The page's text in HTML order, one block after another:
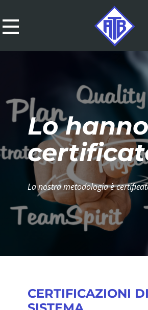
Lo hanno
La nostra metodologia è
CERTIFICAZIONI DI